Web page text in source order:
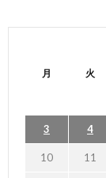
月 火
3 4
10 11